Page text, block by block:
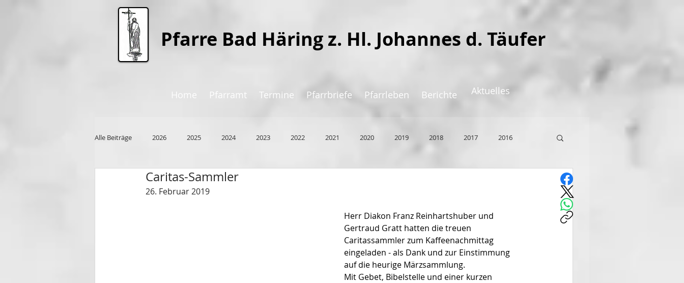
Pfarre Bad Häring z. Hl. Johannes d. Täufer
Home Pfarramt Termine Pfarrbriefe Pfarrleben Berichte Aktuelles
Alle Beiträge 2026 2025 2024 2023 2022 2021 2020 2019 2018 2017 2016
Caritas-Sammler
26. Februar 2019
Herr Diakon Franz Reinhartshuber und
Gertraud Gratt hatten die treuen
Caritassammler zum Kaffeenachmittag
eingeladen - als Dank und zur Einstimmung
auf die heurige Märzsammlung.
Mit Gebet, Bibelstelle und einer kurzen